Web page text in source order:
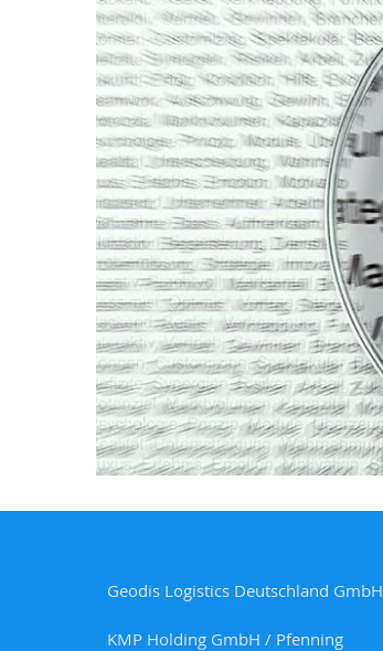
Geodis Logistics Deutschland GmbH
KMP Holding GmbH / Pfenning